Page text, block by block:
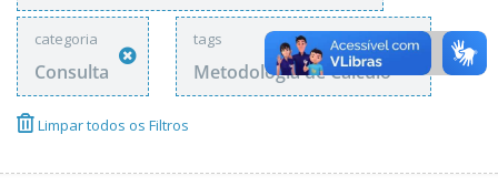
categoria
Consulta
tags
Metodologia de Cálculo
Limpar todos os Filtros